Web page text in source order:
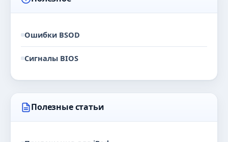
Ошибки BSOD
Сигналы BIOS
Полезные статьи